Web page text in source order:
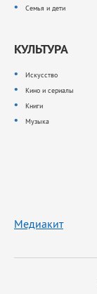
Семья и дети
КУЛЬТУРА
Искусство
Кино и сериалы
Книги
Музыка
Медиакит